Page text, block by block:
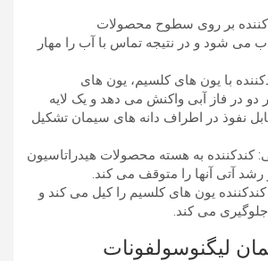
بر روی سطوح محصولات
می شود و در نتیجه تماس با آب را مهار
با یون های کلسیم، یون های
دو در فاز آبی واکنش می دهد و یک لایه
نفوذ در اطراف دانه های سیمان تشکیل
کندکننده به هسته محصولات هیدراتاسیون
آتی آنها را متوقف می کند.
یون های کلسیم را کیل می کند و
می کند.
لیگنوسولفونات